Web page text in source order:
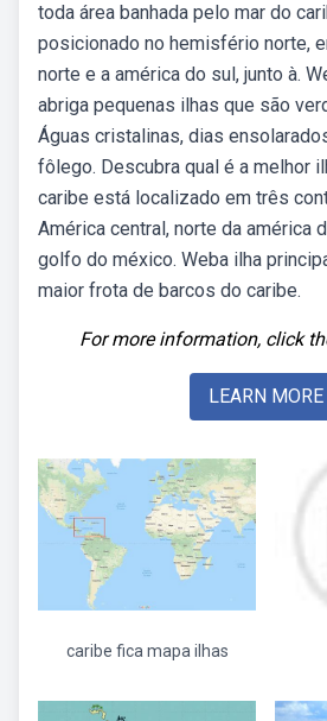
toda área banhada pelo mar do
posicionado no hemisfério norte,
norte e a américa do sul, junto à.
abriga pequenas ilhas que são
Águas cristalinas, dias
fôlego. Descubra qual é a melhor
caribe está localizado em três
América central, norte da américa
golfo do méxico. Weba ilha
maior frota de barcos do caribe.
For more information, click
LEARN MORE
caribe fica mapa ilhas